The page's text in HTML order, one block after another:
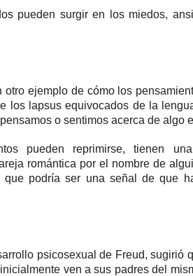
pueden surgir en los miedos,
otro ejemplo de cómo los
los lapsus equivocados de la
o sentimos acerca de algo
pueden reprimirse, tienen
romántica por el nombre de
que podría ser una señal de que
psicosexual de Freud, sugirió
ven a sus padres del